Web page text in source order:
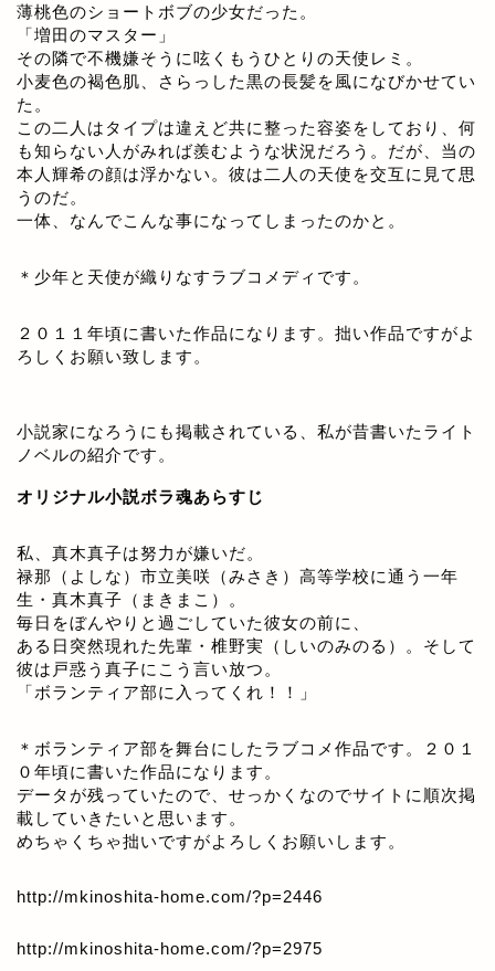
薄桃色のショートボブの少女だった。
「増田のマスター」
その隣で不機嫌そうに呟くもうひとりの天使レミ。
小麦色の褐色肌、さらっした黒の長髪を風になびかせてい
た。
この二人はタイプは違えど共に整った容姿をしており、何
も知らない人がみれば羨むような状況だろう。だが、当の
本人輝希の顔は浮かない。彼は二人の天使を交互に見て思
うのだ。
一体、なんでこんな事になってしまったのかと。
＊少年と天使が織りなすラブコメディです。
２０１１年頃に書いた作品になります。拙い作品ですがよ
ろしくお願い致します。
小説家になろうにも掲載されている、私が昔書いたライト
ノベルの紹介です。
オリジナル小説ボラ魂あらすじ
私、真木真子は努力が嫌いだ。
禄那（よしな）市立美咲（みさき）高等学校に通う一年
生・真木真子（まきまこ）。
毎日をぼんやりと過ごしていた彼女の前に、
ある日突然現れた先輩・椎野実（しいのみのる）。そして
彼は戸惑う真子にこう言い放つ。
「ボランティア部に入ってくれ！！」
＊ボランティア部を舞台にしたラブコメ作品です。２０１
０年頃に書いた作品になります。
データが残っていたので、せっかくなのでサイトに順次掲
載していきたいと思います。
めちゃくちゃ拙いですがよろしくお願いします。
http://mkinoshita-home.com/?p=2446
http://mkinoshita-home.com/?p=2975